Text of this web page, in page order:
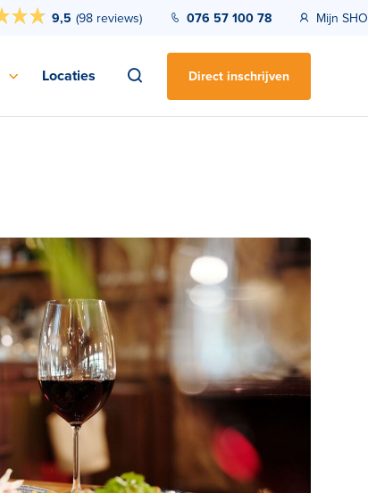
9,5 (98 reviews) 076 57 100 78 Mijn SHO
Locaties Direct inschrijven